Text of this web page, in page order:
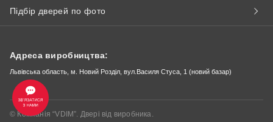
Підбір дверей по фото
Адреса виробництва:
Львівська область, м. Новий Розділ, вул.Василя Стуса, 1 (новий базар)
© Компанія “VDIM”. Двері від виробника.